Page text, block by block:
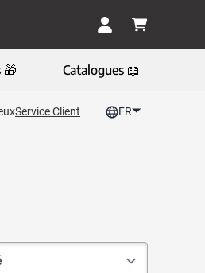
🎁 Catalogues 📖
Service Client FR